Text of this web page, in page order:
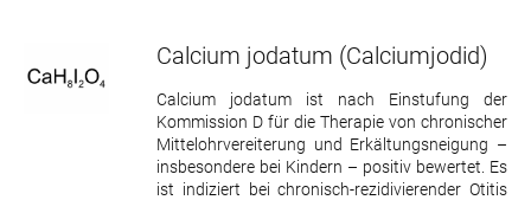
Calcium jodatum (Calciumjodid)
Calcium jodatum ist nach Einstufung der
Kommission D für die Therapie von chronischer
Mittelohrvereiterung und Erkältungsneigung –
insbesondere bei Kindern – positiv bewertet. Es
ist indiziert bei chronisch-rezidivierender Otitis